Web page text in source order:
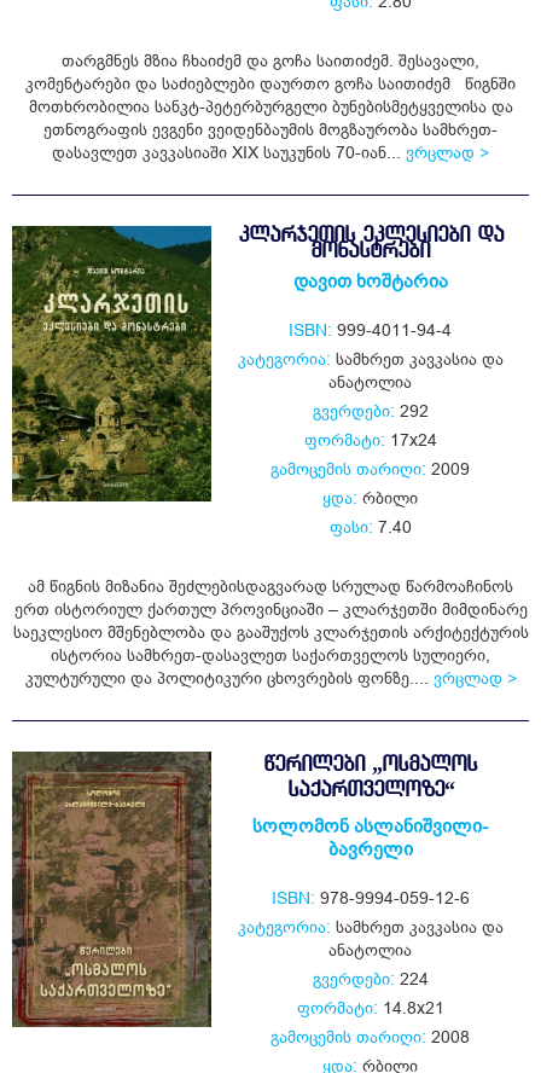
თარგმნეს მზია ჩხაიძემ და გოჩა საითიძემ. შესავალი,
კომენტარები და საძიებლები დაურთო გოჩა საითიძემ წიგნში
მოთხრობილია სანკტ-პეტერბურგელი ბუნებისმეტყველისა და
ეთნოგრაფის ევგენი ვეიდენბაუმის მოგზაურობა სამხრეთ-
დასავლეთ კავკასიაში XIX საუკუნის 70-იან... ვრცლად >
ᲙᲚᲐᲠᲯᲔᲗᲘᲡ ᲔᲙᲚᲔᲡᲘᲔᲑᲘ ᲓᲐ
ᲛᲝᲜᲐᲡᲢᲠᲔᲑᲘ
დავით ხოშტარია
ISBN: 999-4011-94-4
კატეგორია: სამხრეთ კავკასია და
ანატოლია
გვერდები: 292
ფორმატი: 17x24
გამოცემის თარიღი: 2009
ყდა: რბილი
ფასი: 7.40
ამ წიგნის მიზანია შეძლებისდაგვარად სრულად წარმოაჩინოს
ერთ ისტორიულ ქართულ პროვინციაში – კლარჯეთში მიმდინარე
საეკლესიო მშენებლობა და გააშუქოს კლარჯეთის არქიტექტურის
ისტორია სამხრეთ-დასავლეთ საქართველოს სულიერი,
კულტურული და პოლიტიკური ცხოვრების ფონზე.... ვრცლად >
ᲬᲔᲠᲘᲚᲔᲑᲘ „ᲝᲡᲛᲐᲚᲝᲡ
ᲡᲐᲥᲐᲠᲗᲕᲔᲚᲝᲖᲔ“
სოლომონ ასლანიშვილი-
ბავრელი
ISBN: 978-9994-059-12-6
კატეგორია: სამხრეთ კავკასია და
ანატოლია
გვერდები: 224
ფორმატი: 14.8x21
გამოცემის თარიღი: 2008
ყდა: რბილი